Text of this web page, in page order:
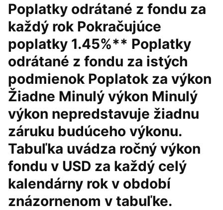
Poplatky odrátané z fondu za
každý rok Pokračujúce
poplatky 1.45%** Poplatky
odrátané z fondu za istých
podmienok Poplatok za výkon
Žiadne Minulý výkon Minulý
výkon nepredstavuje žiadnu
záruku budúceho výkonu.
Tabuľka uvádza ročný výkon
fondu v USD za každý celý
kalendárny rok v období
znázornenom v tabuľke.